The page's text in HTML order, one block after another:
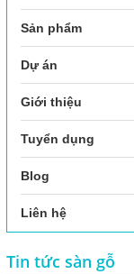
Sản phẩm
Dự án
Giới thiệu
Tuyển dụng
Blog
Liên hệ
Tin tức sàn gỗ